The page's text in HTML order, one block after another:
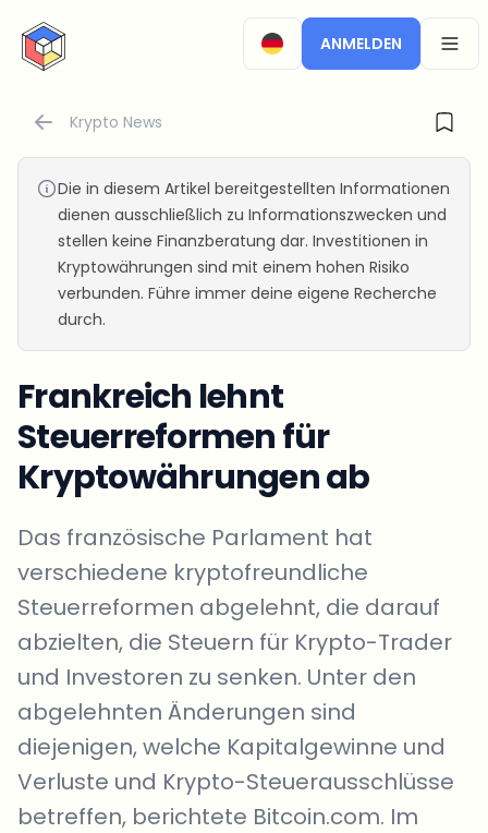
CryptoTicker
ANMELDEN
Krypto News
Die in diesem Artikel bereitgestellten Informationen
dienen ausschließlich zu Informationszwecken und
stellen keine Finanzberatung dar. Investitionen in
Kryptowährungen sind mit einem hohen Risiko
verbunden. Führe immer deine eigene Recherche
durch.
Frankreich lehnt
Steuerreformen für
Kryptowährungen ab
Das französische Parlament hat
verschiedene kryptofreundliche
Steuerreformen abgelehnt, die darauf
abzielten, die Steuern für Krypto-Trader
und Investoren zu senken. Unter den
abgelehnten Änderungen sind
diejenigen, welche Kapitalgewinne und
Verluste und Krypto-Steuerausschlüsse
betreffen, berichtete Bitcoin.com. Im